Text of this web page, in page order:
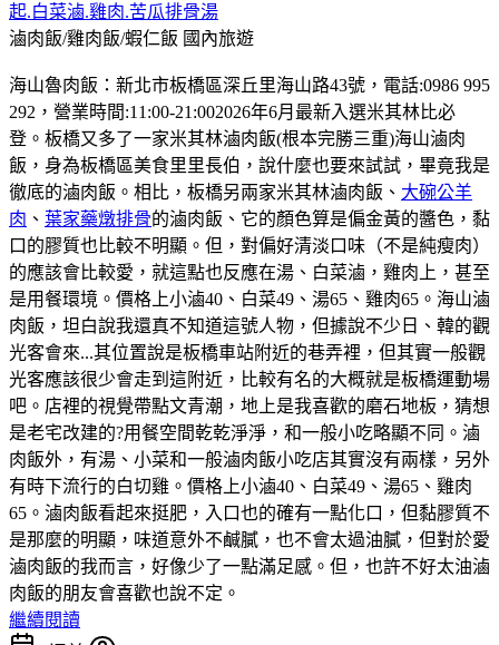
起.白菜滷.雞肉.苦瓜排骨湯
滷肉飯/雞肉飯/蝦仁飯 國內旅遊
海山魯肉飯：新北市板橋區深丘里海山路43號，電話:0986 995
292，營業時間:11:00-21:002026年6月最新入選米其林比必
登。板橋又多了一家米其林滷肉飯(根本完勝三重)海山滷肉
飯，身為板橋區美食里里長伯，說什麼也要來試試，畢竟我是
徹底的滷肉飯。相比，板橋另兩家米其林滷肉飯、 大碗公羊
肉 、 葉家藥燉排骨的滷肉飯、它的顏色算是偏金黃的醬色，黏
口的膠質也比較不明顯。但，對偏好清淡口味（不是純瘦肉）
的應該會比較愛，就這點也反應在湯、白菜滷，雞肉上，甚至
是用餐環境。價格上小滷40、白菜49、湯65、雞肉65。海山滷
肉飯，坦白說我還真不知道這號人物，但據說不少日、韓的觀
光客會來...其位置說是板橋車站附近的巷弄裡，但其實一般觀
光客應該很少會走到這附近，比較有名的大概就是板橋運動場
吧。店裡的視覺帶點文青潮，地上是我喜歡的磨石地板，猜想
是老宅改建的?用餐空間乾乾淨淨，和一般小吃略顯不同。滷
肉飯外，有湯、小菜和一般滷肉飯小吃店其實沒有兩樣，另外
有時下流行的白切雞。價格上小滷40、白菜49、湯65、雞肉
65。滷肉飯看起來挺肥，入口也的確有一點化口，但黏膠質不
是那麼的明顯，味道意外不鹹膩，也不會太過油膩，但對於愛
滷肉飯的我而言，好像少了一點滿足感。但，也許不好太油滷
肉飯的朋友會喜歡也說不定。
繼續閱讀